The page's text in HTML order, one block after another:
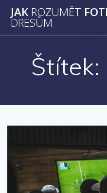
JAK ROZUMĚT
DRESŮM
Štítek: